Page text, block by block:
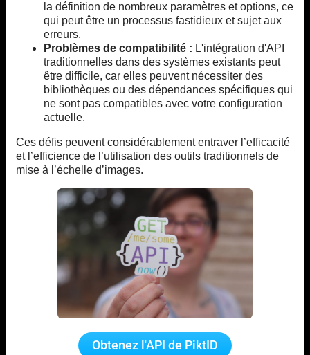
la définition de nombreux paramètres et options, ce
qui peut être un processus fastidieux et sujet aux
erreurs.
Problèmes de compatibilité : L'intégration d'API
traditionnelles dans des systèmes existants peut
être difficile, car elles peuvent nécessiter des
bibliothèques ou des dépendances spécifiques qui
ne sont pas compatibles avec votre configuration
actuelle.
Ces défis peuvent considérablement entraver l’efficacité
et l’efficience de l’utilisation des outils traditionnels de
mise à l’échelle d’images.
Obtenez l'API de PiktID